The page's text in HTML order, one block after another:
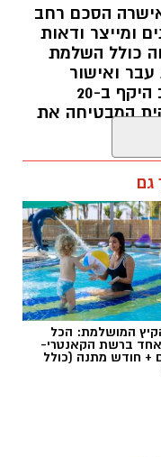
הוא עולם
מנווטים
להם
את הקסם
ע"ש ג'ק, ג'וזף
פארק, חוויית
חיות הלילה
הם יפגשו
הסכם רחב
ומייצר ודאות
כולל השלמת
ואישור
לקידום מיזם אגרו-וולטאי רחב היקף ב-20
המבטיחה את
גם
הקיץ המושלמת: הכל
ברשת הקאנטרי-
+ חודש מתנה (כולל